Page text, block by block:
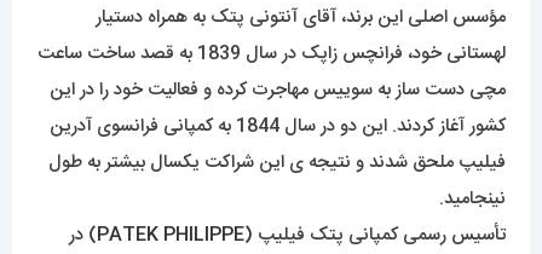
مؤسس اصلی این برند، آقای آنتونی پتک به همراه دستیار
لهستانی خود، فرانچس زاپک در سال 1839 به قصد ساخت ساعت
مچی دست ساز به سوییس مهاجرت کرده و فعالیت خود را در این
کشور آغاز کردند. این دو در سال 1844 به کمپانی فرانسوی آدرین
فیلیپ ملحق شدند و نتیجه ی این شراکت یکسال بیشتر به طول
نینجامید.
تأسیس رسمی کمپانی پتک فیلیپ (PATEK PHILIPPE) در